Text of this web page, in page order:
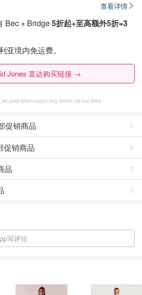
查看详情
Bec + Bridge5折起+至高额外5折=3
亚境内免运费。
Jones 直达购买链接 →
be paid when users buy items via our links.
促销商品
促销商品
品
写评论